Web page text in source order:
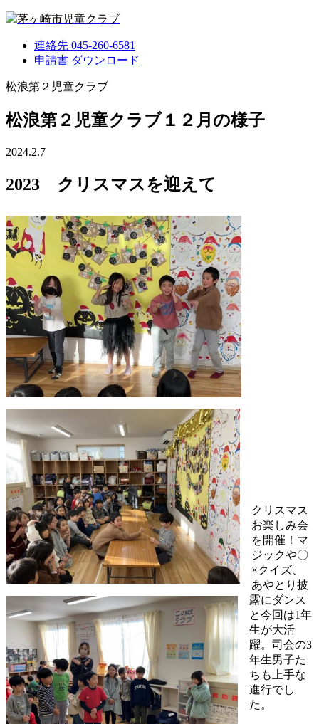
茅ヶ崎市児童クラブ
連絡先 045-260-6581
申請書 ダウンロード
松浪第２児童クラブ
松浪第２児童クラブ１２月の様子
2024.2.7
2023 クリスマスを迎えて
クリスマス
お楽しみ会
を開催！マ
ジックや〇
×クイズ、
あやとり披
露にダンス
と今回は1年
生が大活
躍。司会の3
年生男子た
ちも上手な
進行でし
た。